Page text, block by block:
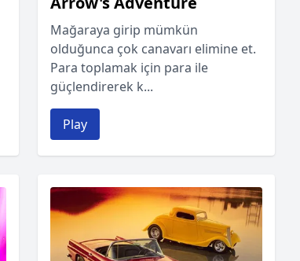
Mağaraya girip mümkün
olduğunca çok canavarı elimine et.
Para toplamak için para ile
güçlendirerek k...
Play